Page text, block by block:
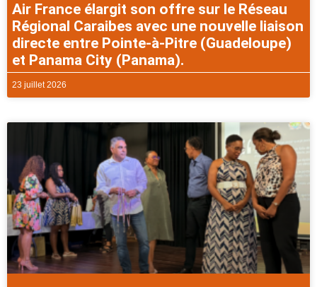
Air France élargit son offre sur le Réseau
Régional Caraibes avec une nouvelle liaison
directe entre Pointe-à-Pitre (Guadeloupe)
et Panama City (Panama).
23 juillet 2026